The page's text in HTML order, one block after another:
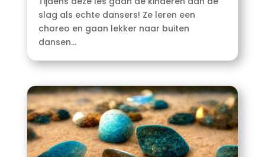
slag als echte dansers! Ze leren een
choreo en gaan lekker naar buiten
dansen...